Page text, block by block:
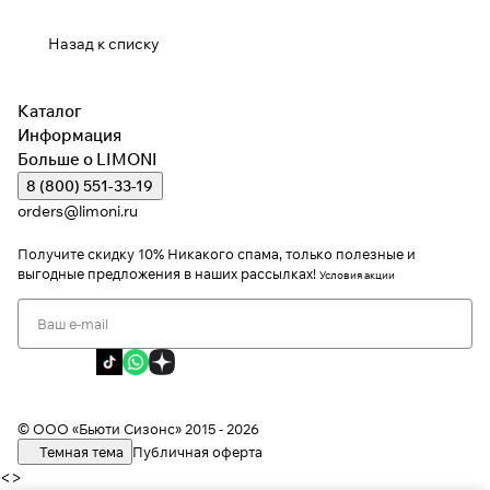
Назад к списку
Каталог
Информация
Больше о LIMONI
8 (800) 551-33-19
orders@limoni.ru
Получите скидку 10% Никакого спама, только полезные и
выгодные предложения в наших рассылках! Условия акции
© ООО «Бьюти Сизонс» 2015 - 2026
Темная тема
Публичная оферта
<>